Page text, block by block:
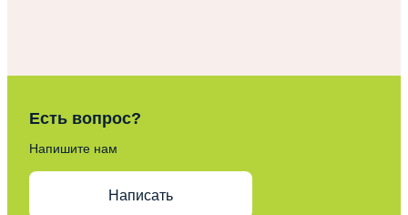
Есть вопрос?
Напишите нам
Написать